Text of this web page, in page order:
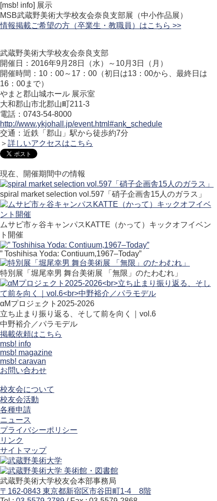
[msb! info] 展示
MSB武蔵野美術大学校友会奈良支部展（中小作品展）
情報掲載ご希望の方（卒業生・教職員）はこちら >>
武蔵野美術大学校友会奈良支部
開催日：2016年9月28日（水）～10月3日（月）
開催時間：10：00～17：00（初日は13：00から、最終日は
16：00まで）
やまと郡山城ホール 展示室
大和郡山市北郡山町211-3
電話：0743-54-8000
http://www.ykjohall.jp/event.html#ank_schedule
交通：近鉄「郡山」駅から徒歩約7分
＞ 詳しいアクセスはこちら
現在、開催期間中の情報
spiral market selection vol.597「硝子企画舎15人のガラス」
ムサビ市ヶ谷キャンパスKATTE（かって）キックオフイベン
ト開催
” Toshihisa Yoda: Contiuum,1967–Today”
特別展「堀尾幸男 舞台美術展 「無限」のたわむれ」
αMプロジェクト2025-2026
立ち止まり振り返る、そして前を向く｜vol.6
中野裕介／パラモデル
掲載依頼はこちら
msb! info
msb! magazine
msb! caravan
お問い合わせ
校友会について
校友会活動
各種申請
ニュース
プライバシーポリシー
リンク
サイトマップ
武蔵野美術大学校友会本部事務局
〒162-0843 東京都新宿区市谷田町1-4 8階